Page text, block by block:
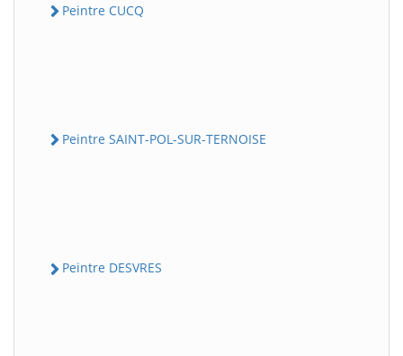
Peintre CUCQ
Peintre SAINT-POL-SUR-TERNOISE
Peintre DESVRES